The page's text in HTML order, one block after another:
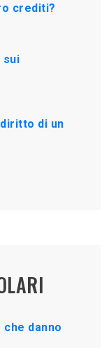
crediti?
sui
di un
danno